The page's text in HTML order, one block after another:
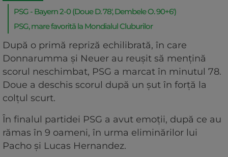
PSG - Bayern 2-0 (Doue D. 78', Dembele O. 90+6')
PSG, mare favorită la Mondialul Cluburilor
După o primă repriză echilibrată, în care
Donnarumma și Neuer au reușit să mențină
scorul neschimbat, PSG a marcat în minutul 78.
Doue a deschis scorul după un șut în forță la
colțul scurt.
În finalul partidei PSG a avut emoții, după ce au
rămas în 9 oameni, în urma eliminărilor lui
Pacho și Lucas Hernandez.